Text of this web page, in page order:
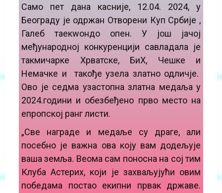
Само пет дана касније, 12.04. 2024, у
Београду је одржан Отворени Куп Србије ,
Галеб таекwондо опен. У још јачој
међународној конкуренцији савладала је
такмичарке Хрватске, БиХ, Чешке и
Немачке и такође узела златно одличје.
Ово је седма узастопна златна медаља у
2024.години и обезбеђено прво место на
епропској ранг листи.
„Све награде и медаље су драге, али
посебно је важна ова коју вам додељује
ваша земља. Веома сам поносна на сој тим
Клуба Астериx, који је захваљујући овим
победама постао екипни првак државе.